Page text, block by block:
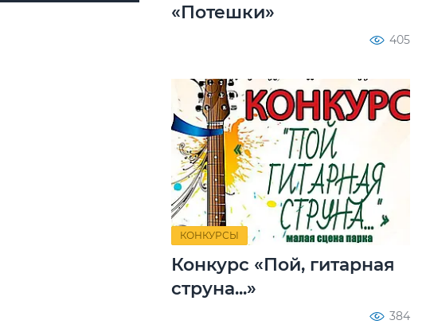
«Потешки»
405
КОНКУРСЫ
Конкурс «Пой, гитарная
струна...»
384